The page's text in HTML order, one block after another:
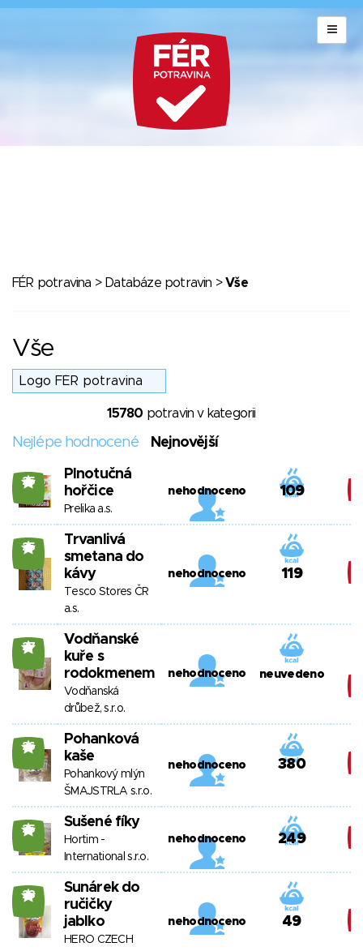
FÉR potravina > Databáze potravin >Vše
Vše
15780 potravin v kategorii
Nejlépe hodnocené Nejnovější
25
Plnotučná
hořčice
Prelika a.s.
nehodnoceno 109
25
Trvanlivá
smetana do
kávy
Tesco Stores ČR
a.s.
nehodnoceno 119
27
Vodňanské
kuře s
rodokmenem
Vodňanská
drůbež, s.r.o.
nehodnoceno neuvedeno
26
Pohanková
kaše
Pohankový mlýn
ŠMAJSTRLA s.r.o.
nehodnoceno 380
25 Sušené fíky
Hortim -
International s.r.o.
nehodnoceno 249
23
Sunárek do
ručičky
jablko
HERO CZECH
nehodnoceno 49